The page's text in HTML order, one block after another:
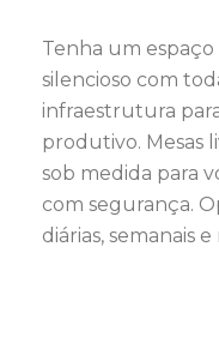
Tenha um
silencioso com
infraestrutura
produtivo. Mesas
sob medida para
com segurança.
diárias, semanais e